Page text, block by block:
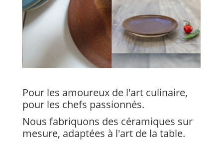
Pour les amoureux de l'art culinaire,
pour les chefs passionnés.
Nous fabriquons des céramiques sur
mesure, adaptées à l'art de la table.